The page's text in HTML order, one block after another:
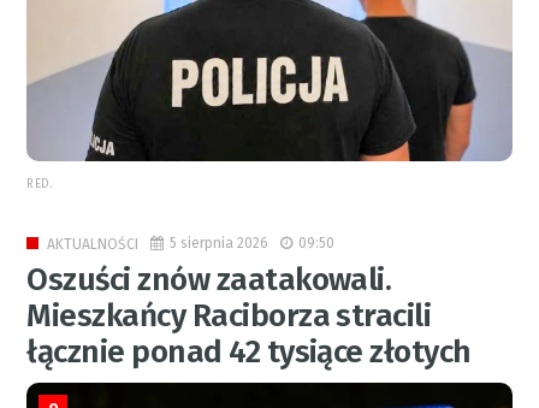
RED.
AKTUALNOŚCI 5 sierpnia 2026 09:50
Oszuści znów zaatakowali.
Mieszkańcy Raciborza stracili
łącznie ponad 42 tysiące złotych